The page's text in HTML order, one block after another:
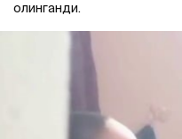
олинганди.